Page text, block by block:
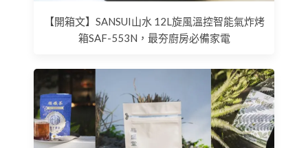
【開箱文】SANSUI山水 12L旋風溫控智能氣炸烤
箱SAF-553N，最夯廚房必備家電